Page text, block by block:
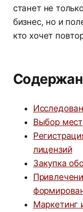
станет не
бизнес, но и
кто хочет
Выбор
лицензий
Закупка
Маркетинг